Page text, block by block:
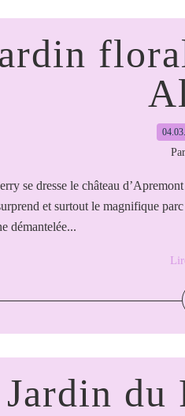
se dresse le château
et surtout le magnifique
démantelée...
du